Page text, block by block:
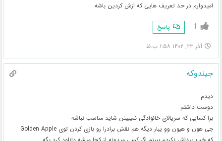
امیدوارم در حد تعریف هایی که ازش کردین باشه
1 پاسخ
آذر ۲۳, ۱۴۰۲ ۱:۵۸ ب.ظ
جیندوکه
دیدم
دوست داشتم
برا کسایی که سریالای خانوادگی نمیبینن شاید مناسب نباشه
جی هون و هیون وو یبار دیگه هم نقش برادرا رو بازی کردن توی Golden Apple